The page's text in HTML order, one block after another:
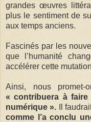
grandes œuvres
plus le sentiment de
aux temps anciens.
Fascinés par les
que l’humanité
accélérer cette
Ainsi, nous promet-
« contribuera à
numérique ».
Il
comme l’a conclu